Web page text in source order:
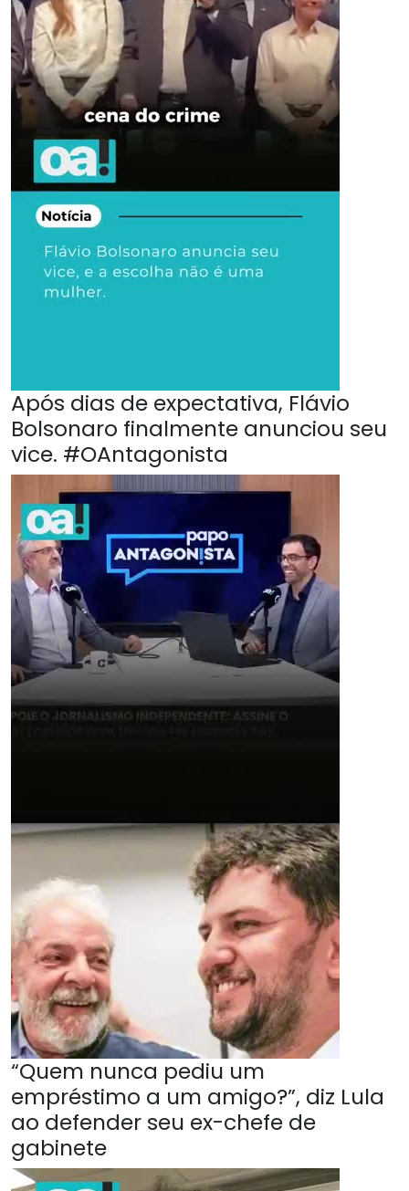
Após dias de expectativa, Flávio
Bolsonaro finalmente anunciou seu
vice. #OAntagonista
“Quem nunca pediu um
empréstimo a um amigo?”, diz Lula
ao defender seu ex-chefe de
gabinete